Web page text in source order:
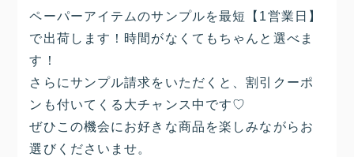
ペーパーアイテムのサンプルを最短【1営業日】
で出荷します！時間がなくてもちゃんと選べま
す！
さらにサンプル請求をいただくと、割引クーポ
ンも付いてくる大チャンス中です♡
ぜひこの機会にお好きな商品を楽しみながらお
選びくださいませ。